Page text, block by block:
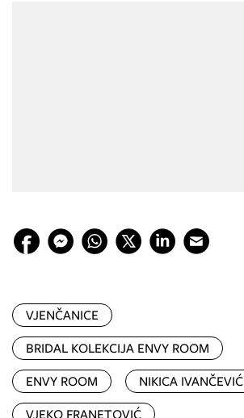
VJENČANICE
BRIDAL KOLEKCIJA ENVY ROOM
ENVY ROOM
NIKICA IVANČEVIĆ
VJEKO FRANETOVIĆ